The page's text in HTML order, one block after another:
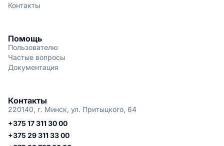
Контакты
Помощь
Пользователю
Частые вопросы
Документация
Контакты
220140, г. Минск, ул. Притыцкого, 64
+375 17 311 30 00
+375 29 311 33 00